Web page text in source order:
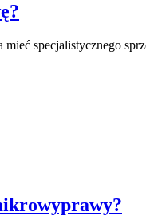
specjalistycznego